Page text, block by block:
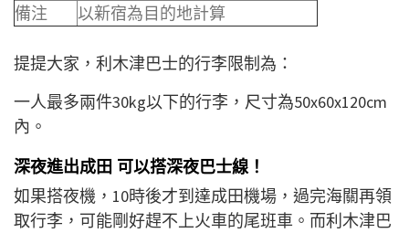
備注
以新宿為目的地計算
提提大家，利木津巴士的行李限制為：
一人最多兩件30kg以下的行李，尺寸為50x60x120cm
內。
深夜進出成田 可以搭深夜巴士線！
如果搭夜機，10時後才到達成田機場，過完海關再領
取行李，可能剛好趕不上火車的尾班車。而利木津巴